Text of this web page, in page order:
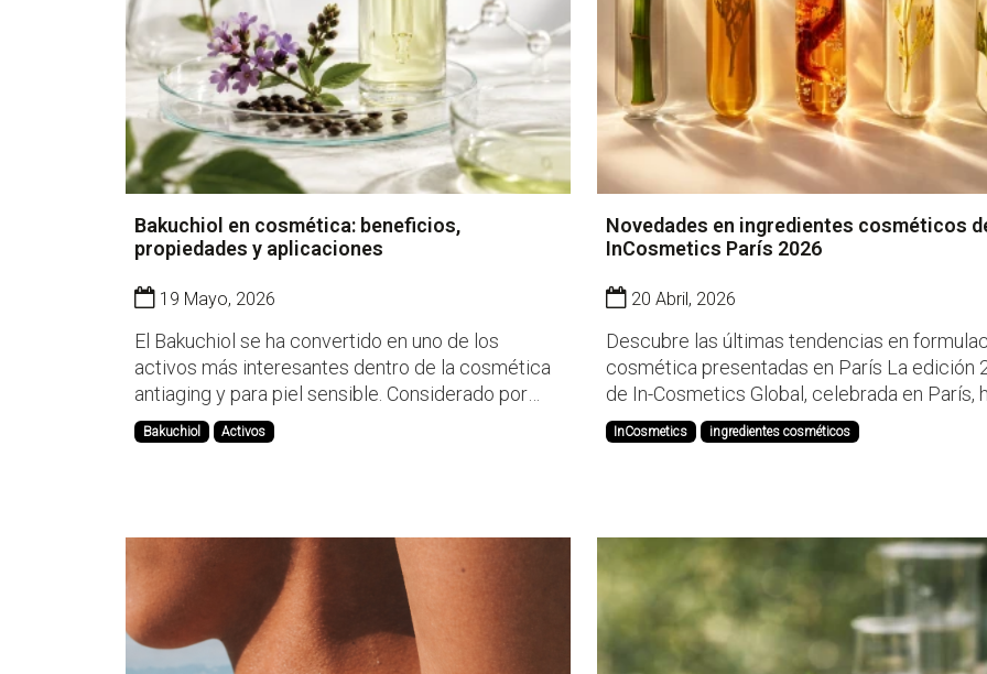
Bakuchiol en cosmética: beneficios,
propiedades y aplicaciones
19 Mayo, 2026
El Bakuchiol se ha convertido en uno de los
activos más interesantes dentro de la cosmética
antiaging y para piel sensible. Considerado por
muchos como la alternativa vegetal al retinol, este
ingrediente destaca por ofrecer beneficios
Bakuchiol Activos
Novedades en ingredientes cosméticos
InCosmetics París 2026
20 Abril, 2026
Descubre las últimas tendencias en
cosmética presentadas en París La edición 2026
de In-Cosmetics Global, celebrada en París,
sido el escenario clave para conocer las
innovaciones en ingredientes cosméticos.
InCosmetics ingredientes cosméticos